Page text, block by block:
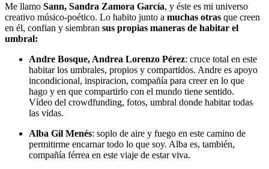
Me llamo Sann, Sandra Zamora García, y éste es mi universo
creativo músico-poético. Lo habito junto a muchas otras que creen
en él, confian y siembran sus propias maneras de habitar el
umbral:
Andre Bosque, Andrea Lorenzo Pérez: cruce total en este
habitar los umbrales, propios y compartidos. Andre es apoyo
incondicional, inspiracion, compañía para creer en lo que
hago y en que compartirlo con el mundo tiene sentido.
Vídeo del crowdfunding, fotos, umbral donde habitar todas
las vidas.
Alba Gil Menés: soplo de aire y fuego en este camino de
permitirme encarnar todo lo que soy. Alba es, también,
compañía férrea en este viaje de estar viva.